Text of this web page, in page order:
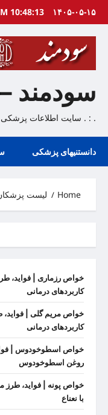
Skip
content
۱۴۰۵-۰۵-۱۵ 10:48:14 PM
سودمند – Soodmand
. : . سایت اطلاعات
دانستنیهای پزشکی
Home لیست
خواص رزماری | فواید،
کاربردهای درمانی
خواص مریم گلی |
کاربردهای درمانی
خواص اسطوخودوس |
روغن اسطوخودوس
خواص پونه | فواید،
با نعناع